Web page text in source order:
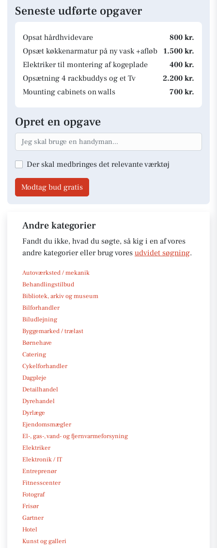
Seneste udførte opgaver
Opsat hårdhvidevare
800 kr.
Opsæt køkkenarmatur på ny vask +afløb
1.500 kr.
Elektriker til montering af kogeplade
400 kr.
Opsætning 4 rackbuddys og et Tv
2.200 kr.
Mounting cabinets on walls
700 kr.
Opret en opgave
Der skal medbringes det relevante værktøj
Modtag bud gratis
Andre kategorier
Fandt du ikke, hvad du søgte, så kig i en af vores
andre kategorier eller brug vores udvidet søgning.
Autoværksted / mekanik
Behandlingstilbud
Bibliotek, arkiv og museum
Bilforhandler
Biludlejning
Byggemarked / trælast
Børnehave
Catering
Cykelforhandler
Dagpleje
Detailhandel
Dyrehandel
Dyrlæge
Ejendomsmægler
El-, gas-, vand- og fjernvarmeforsyning
Elektriker
Elektronik / IT
Entreprenør
Fitnesscenter
Fotograf
Frisør
Gartner
Hotel
Kunst og galleri